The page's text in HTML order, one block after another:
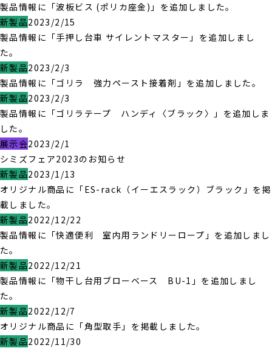
製品情報に「波板ビス (ポリカ座金)」を追加しました。
新製品2023/2/15
製品情報に「手押し台車 サイレントマスター」を追加しまし
た。
新製品2023/2/3
製品情報に「ゴリラ 強力ペースト接着剤」を追加しました。
新製品2023/2/3
製品情報に「ゴリラテープ ハンディ〈ブラック〉」を追加しま
した。
展示会2023/2/1
シミズフェア2023のお知らせ
新製品2023/1/13
オリジナル商品に「ES-rack（イーエスラック）ブラック」を掲
載しました。
新製品2022/12/22
製品情報に「快適便利 室内用ランドリーロープ」を追加しまし
た。
新製品2022/12/21
製品情報に「物干し台用ブローベース BU-1」を追加しまし
た。
新製品2022/12/7
オリジナル商品に「角型取手」を掲載しました。
新製品2022/11/30